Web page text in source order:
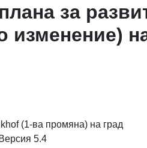
за
изменение)
(1-ва промяна) на град
5.4